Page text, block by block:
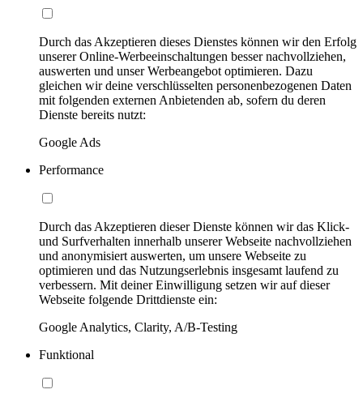
Durch das Akzeptieren dieses Dienstes können wir den Erfolg
unserer Online-Werbeeinschaltungen besser nachvollziehen,
auswerten und unser Werbeangebot optimieren. Dazu
gleichen wir deine verschlüsselten personenbezogenen Daten
mit folgenden externen Anbietenden ab, sofern du deren
Dienste bereits nutzt:
Google Ads
Performance
Durch das Akzeptieren dieser Dienste können wir das Klick-
und Surfverhalten innerhalb unserer Webseite nachvollziehen
und anonymisiert auswerten, um unsere Webseite zu
optimieren und das Nutzungserlebnis insgesamt laufend zu
verbessern. Mit deiner Einwilligung setzen wir auf dieser
Webseite folgende Drittdienste ein:
Google Analytics, Clarity, A/B-Testing
Funktional